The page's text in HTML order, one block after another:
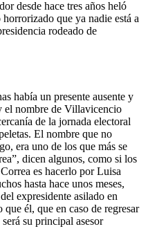
desde hace tres años heló
que ya nadie está a
rodeado de
había un presente ausente y
el nombre de Villavicencio
de la jornada electoral
El nombre que no
era uno de los que más se
dicen algunos, como si los
es hacerlo por Luisa
hasta hace unos meses,
expresidente asilado en
él, que en caso de regresar
su principal asesor